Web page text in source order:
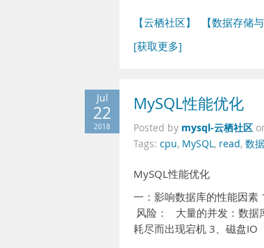
【云栖社区】 【数据存储
[获取更多]
Jul
22
2018
MySQL性能优化
Posted by mysql-云栖社区
Tags: cpu, MySQL, read, 数
MySQL性能优化
一：影响数据库的性能因素
风险： 大量的并发：数据
耗尽而出现宕机 3、磁盘IO